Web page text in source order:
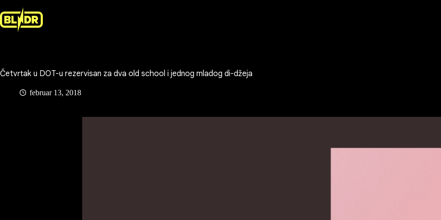
to
content
Četvrtak u DOT-u rezervisan za dva old school i jednog mladog di-džeja
februar 13, 2018